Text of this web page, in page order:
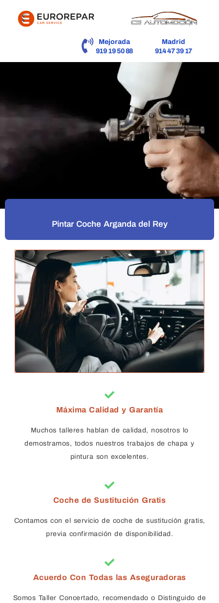
Mejorada
919 19 50 88
Madrid
914 47 39 17
Pintar Coche Arganda del Rey
Máxima Calidad y Garantía
Muchos talleres hablan de calidad, nosotros lo
demostramos, todos nuestros trabajos de chapa y
pintura son excelentes.
Coche de Sustitución Gratis
Contamos con el servicio de coche de sustitución gratis,
previa confirmación de disponibilidad.
Acuerdo Con Todas las Aseguradoras
Somos Taller Concertado, recomendado o Distinguido de